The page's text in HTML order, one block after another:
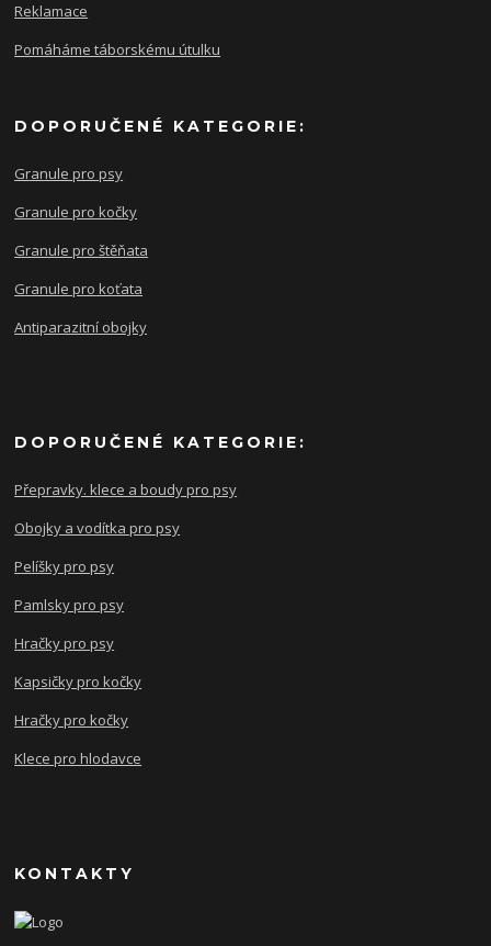
Reklamace
Pomáháme táborskému útulku
DOPORUČENÉ KATEGORIE:
Granule pro psy
Granule pro kočky
Granule pro štěňata
Granule pro koťata
Antiparazitní obojky
DOPORUČENÉ KATEGORIE:
Přepravky. klece a boudy pro psy
Obojky a vodítka pro psy
Pelíšky pro psy
Pamlsky pro psy
Hračky pro psy
Kapsičky pro kočky
Hračky pro kočky
Klece pro hlodavce
KONTAKTY